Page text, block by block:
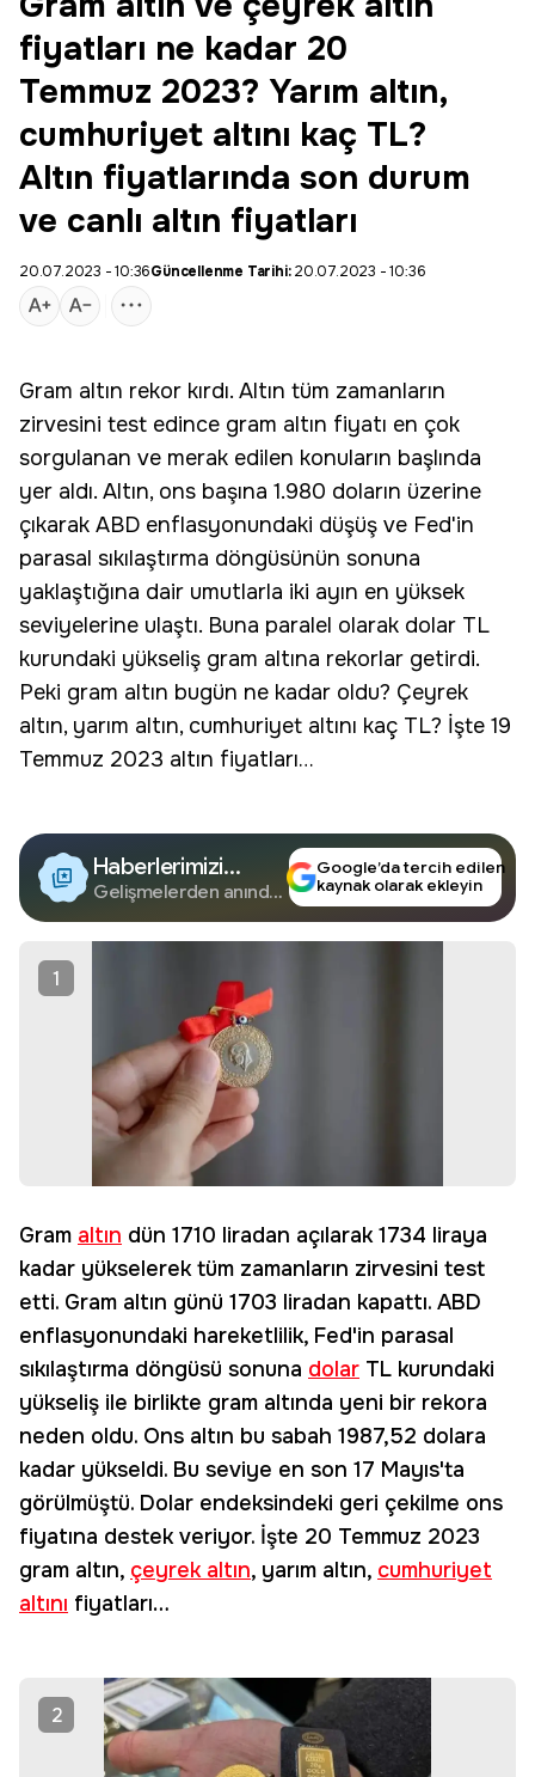
fiyatları ne kadar 20
Temmuz 2023? Yarım altın,
cumhuriyet altını kaç TL?
Altın fiyatlarında son durum
ve canlı altın fiyatları
20.07.2023 - 10:36Güncellenme Tarihi:20.07.2023 - 10:36
Gram altın rekor kırdı. Altın tüm zamanların
zirvesini test edince gram altın fiyatı en çok
sorgulanan ve merak edilen konuların başlında
yer aldı. Altın, ons başına 1.980 doların üzerine
çıkarak ABD enflasyonundaki düşüş ve Fed'in
parasal sıkılaştırma döngüsünün sonuna
yaklaştığına dair umutlarla iki ayın en yüksek
seviyelerine ulaştı. Buna paralel olarak dolar TL
kurundaki yükseliş gram altına rekorlar getirdi.
Peki gram altın bugün ne kadar oldu? Çeyrek
altın, yarım altın, cumhuriyet altını kaç TL? İşte 19
Temmuz 2023 altın fiyatları…
Haberlerimizi
Google'da Takip
Edin
Gelişmelerden anında
Google’da tercih edilen
kaynak olarak ekleyin
1
Gram altın dün 1710 liradan açılarak 1734 liraya
kadar yükselerek tüm zamanların zirvesini test
etti. Gram altın günü 1703 liradan kapattı. ABD
enflasyonundaki hareketlilik, Fed'in parasal
sıkılaştırma döngüsü sonuna dolar TL kurundaki
yükseliş ile birlikte gram altında yeni bir rekora
neden oldu. Ons altın bu sabah 1987,52 dolara
kadar yükseldi. Bu seviye en son 17 Mayıs'ta
görülmüştü. Dolar endeksindeki geri çekilme ons
fiyatına destek veriyor. İşte 20 Temmuz 2023
gram altın, çeyrek altın, yarım altın, cumhuriyet
altını fiyatları…
2